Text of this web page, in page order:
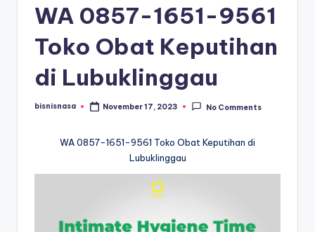
WA 0857-1651-9561
Toko Obat Keputihan
di Lubuklinggau
Posted
bisnisnasa November 17, 2023 No Comments
WA 0857-1651-9561 Toko Obat Keputihan di
Lubuklinggau